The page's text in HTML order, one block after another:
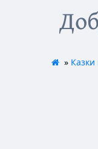
» Казки